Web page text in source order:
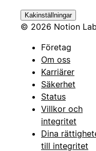
Kakinställningar
© 2026 Notion
Företag
Om oss
Karriärer
Säkerhet
Status
Villkor och
integritet
Dina
till integritet